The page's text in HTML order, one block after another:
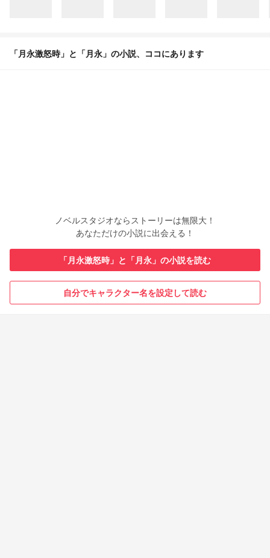
「月永激怒時」と「月永」の小説、ココにあります
ノベルスタジオならストーリーは無限大！
あなただけの小説に出会える！
「月永激怒時」と「月永」の小説を読む
自分でキャラクター名を設定して読む